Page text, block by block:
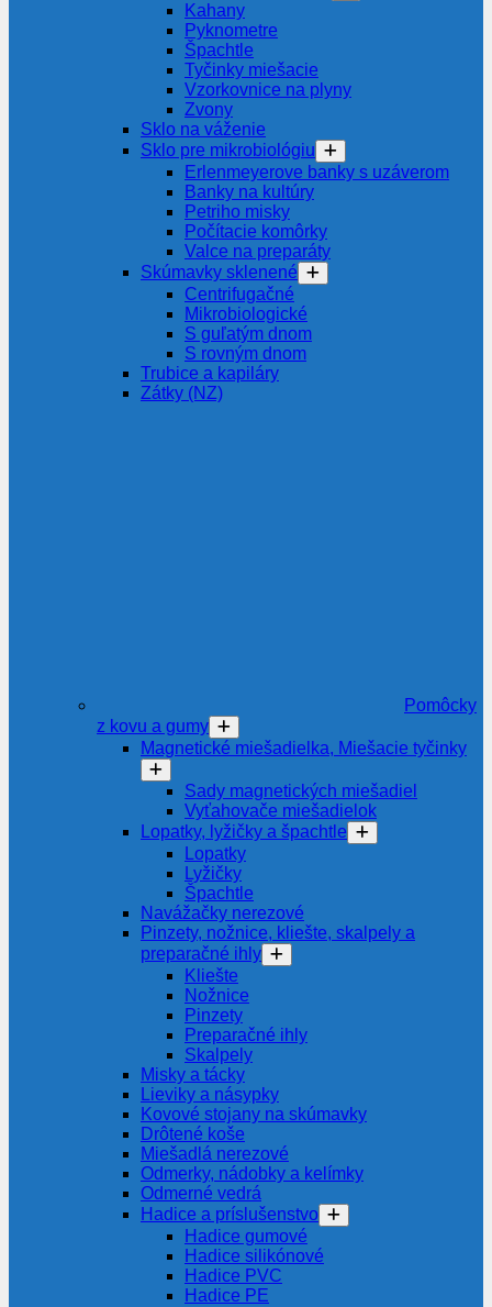
Kahany
Pyknometre
Špachtle
Tyčinky miešacie
Vzorkovnice na plyny
Zvony
Sklo na váženie
Sklo pre mikrobiológiu
Erlenmeyerove banky s uzáverom
Banky na kultúry
Petriho misky
Počítacie komôrky
Valce na preparáty
Skúmavky sklenené
Centrifugačné
Mikrobiologické
S guľatým dnom
S rovným dnom
Trubice a kapiláry
Zátky (NZ)
Pomôcky
z kovu a gumy
Magnetické miešadielka, Miešacie tyčinky
Sady magnetických miešadiel
Vyťahovače miešadielok
Lopatky, lyžičky a špachtle
Lopatky
Lyžičky
Špachtle
Navážačky nerezové
Pinzety, nožnice, kliešte, skalpely a
preparačné ihly
Kliešte
Nožnice
Pinzety
Preparačné ihly
Skalpely
Misky a tácky
Lieviky a násypky
Kovové stojany na skúmavky
Drôtené koše
Miešadlá nerezové
Odmerky, nádobky a kelímky
Odmerné vedrá
Hadice a príslušenstvo
Hadice gumové
Hadice silikónové
Hadice PVC
Hadice PE